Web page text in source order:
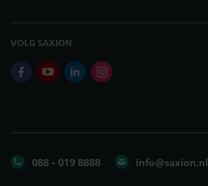
VOLG SAXION
facebookyoutubelinkedininstagram
088 - 019 8888 info@saxion.nl